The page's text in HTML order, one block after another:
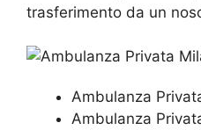
trasferimento da un
Ambulanza
Ambulanza